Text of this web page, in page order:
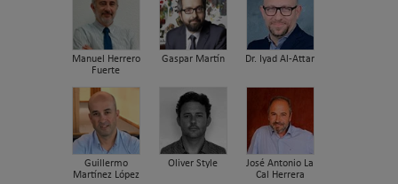
Manuel Herrero
Fuerte
Gaspar Martín Dr. Iyad Al-Attar
Guillermo
Martínez López
Oliver Style
José Antonio La
Cal Herrera